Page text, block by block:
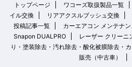
トップページ ワコーズ取扱製品一覧
イル交換
リアアクスルブッシュ交換
投稿記事一覧
カーエアコン メンテナ
Snapon DUALPRO
レーザー クリーニ
り・塗装除去・汚れ除去・酸化被膜除去・
販売（中古車）